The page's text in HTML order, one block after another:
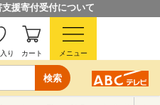
援寄付受付について
検索
り カート メニュー